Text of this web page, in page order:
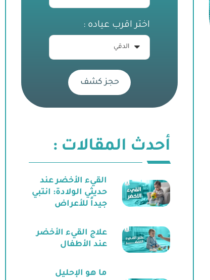
اختر اقرب عياده :
حجز كشف
أحدث المقالات :
القيء الأخضر عند
حديثي الولادة: انتبي
جيداً للأعراض
علاج القيء الأخضر
عند الأطفال
ما هو الإحليل